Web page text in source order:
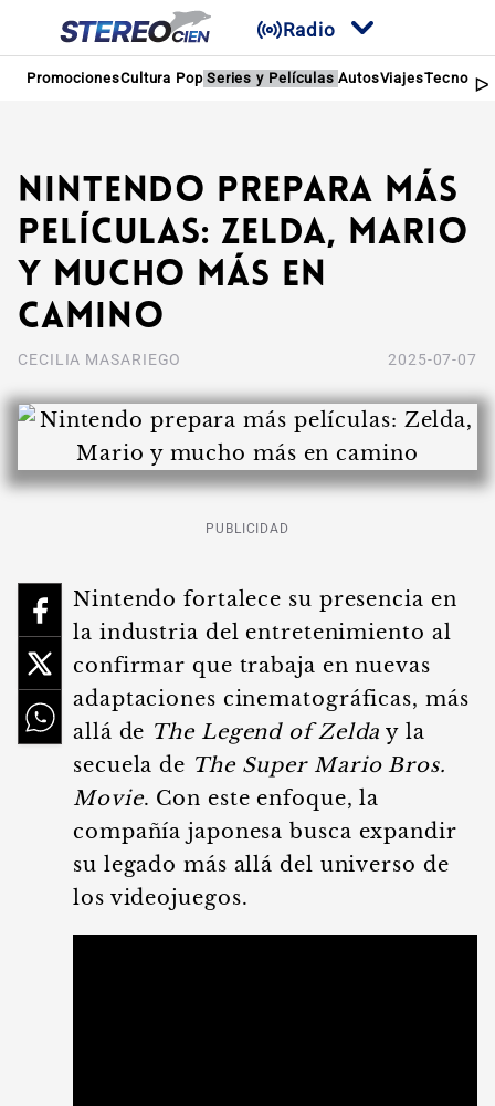
Radio
PromocionesCultura Pop Series y Películas AutosViajes
Nintendo prepara más
películas: Zelda, Mario
y mucho más en
camino
CECILIA MASARIEGO 2025-07-07
PUBLICIDAD
Nintendo fortalece su presencia en
la industria del entretenimiento al
confirmar que trabaja en nuevas
adaptaciones cinematográficas, más
allá de The Legend of Zelda y la
secuela de The Super Mario Bros.
Movie. Con este enfoque, la
compañía japonesa busca expandir
su legado más allá del universo de
los videojuegos.